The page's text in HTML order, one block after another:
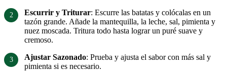
Escurrir y Triturar: Escurre las batatas y colócalas en un
tazón grande. Añade la mantequilla, la leche, sal, pimienta y
nuez moscada. Tritura todo hasta lograr un puré suave y
cremoso.
Ajustar Sazonado: Prueba y ajusta el sabor con más sal y
pimienta si es necesario.